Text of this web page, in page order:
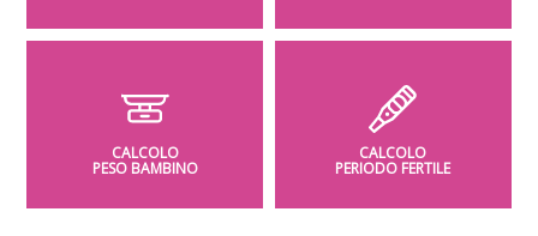
CALCOLO
PESO BAMBINO
CALCOLO
PERIODO FERTILE